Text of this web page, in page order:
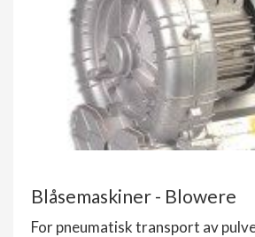
Blåsemaskiner - Blowere
For pneumatisk transport av